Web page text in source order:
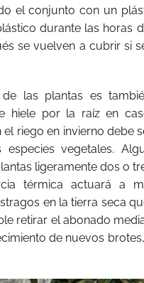
el conjunto con un
durante las horas
se vuelven a cubrir si
las plantas es
hiele por la raíz en
el riego en invierno debe
vegetales.
ligeramente dos o
térmica actuará a
en la tierra seca
retirar el abonado
de nuevos